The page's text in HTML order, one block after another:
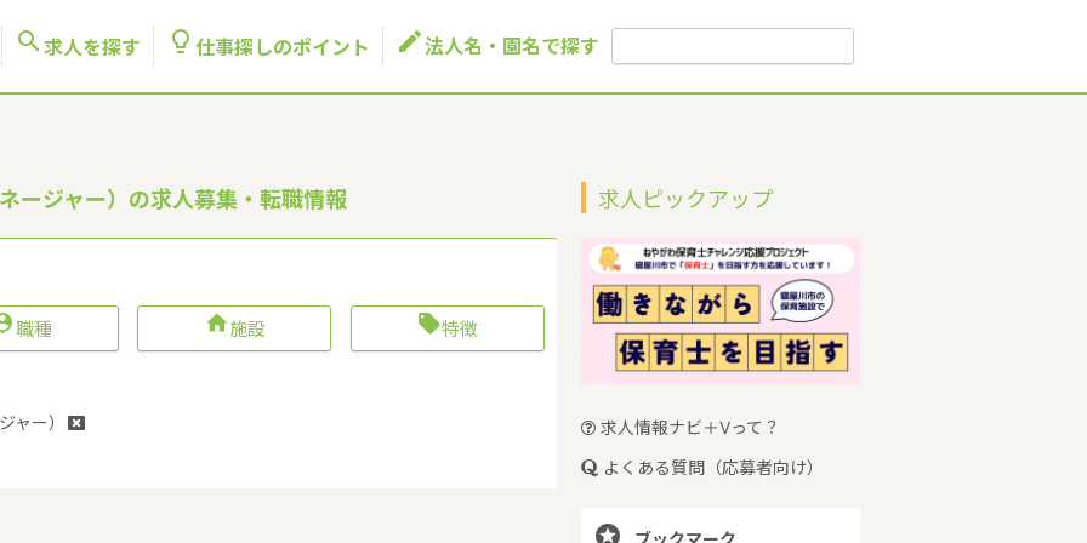
 求人を探す  仕事探しのポイント 法人名・園名で探す
ージャー）の求人募集・転職情報
職種 施設 特徴
ャー）
求人ピックアップ
求人情報ナビ＋Vって？
よくある質問（応募者向け）
ブックマーク